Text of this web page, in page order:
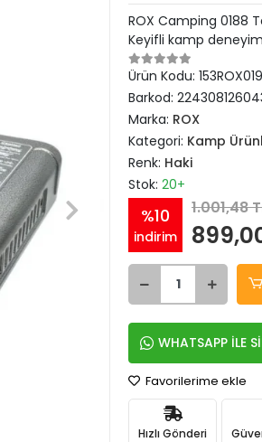
ROX Camping 0188
Keyifli kamp
Ürün Kodu:
Barkod:
Marka: ROX
Kategori: Kamp
Renk: Haki
Stok: 20+
%10
indirim
1.001,48
WHATSAPP İLE
Favorilerime ekle
Hızlı Gönderi